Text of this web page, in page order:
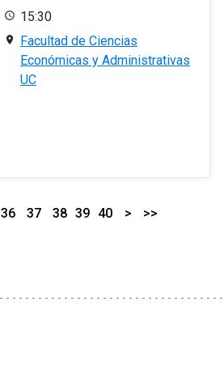
15:30
Facultad de Ciencias
Económicas y Administrativas
UC
36 37 38 39 40 > >>